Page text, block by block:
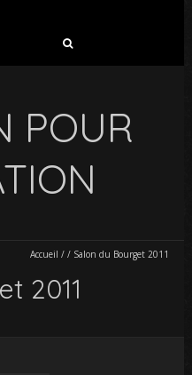
POUR
Accueil / / Salon du Bourget 2011
2011